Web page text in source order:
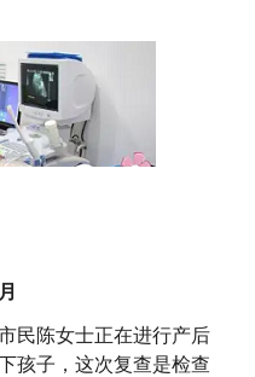
民陈女士正在进行产后
孩子，这次复查是检查